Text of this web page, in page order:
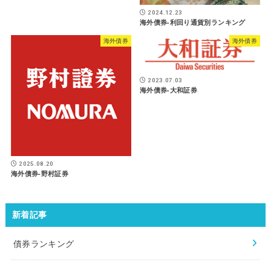
2024.12.23
海外債券-利回り通貨別ランキング
海外債券
2025.08.20
海外債券-野村証券
海外債券
2023.07.03
海外債券-大和証券
新着記事
債券ランキング